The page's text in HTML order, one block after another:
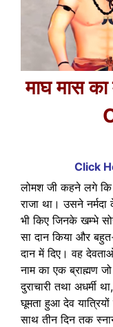
माघ मास का
Click
लोमश जी कहने लगे कि
राजा था। उसने
भी किए जिनके खम्भे
सा दान किया और
दान में दिए। वह
नाम का एक ब्राह्मण
दुराचारी तथा अधर्मी
घूमता हुआ देव
साथ तीन दिन तक